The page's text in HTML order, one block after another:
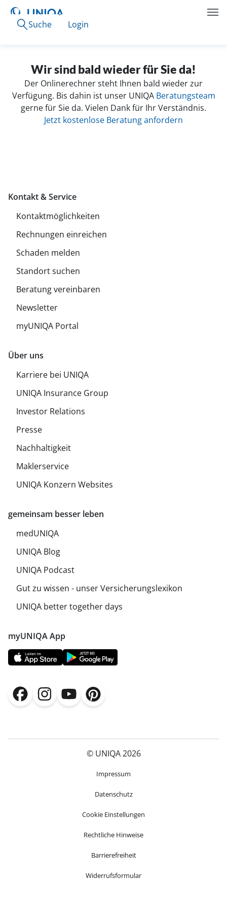
Suche Login
Wir sind bald wieder für Sie da!
Der Onlinerechner steht Ihnen bald wieder zur
Verfügung. Bis dahin ist unser UNIQA Beratungsteam
gerne für Sie da. Vielen Dank für Ihr Verständnis.
Jetzt kostenlose Beratung anfordern
myUNIQA App
gemeinsam besser leben
medUNIQA
UNIQA Blog
UNIQA Podcast
Gut zu wissen - unser Versicherungslexikon
UNIQA better together days
Kontakt & Service
Kontaktmöglichkeiten
Rechnungen einreichen
Schaden melden
Standort suchen
Beratung vereinbaren
Newsletter
myUNIQA Portal
Über uns
Karriere bei UNIQA
UNIQA Insurance Group
Investor Relations
Presse
Nachhaltigkeit
Maklerservice
UNIQA Konzern Websites
© UNIQA 2026
Impressum
Datenschutz
Cookie Einstellungen
Rechtliche Hinweise
Barrierefreiheit
Widerrufsformular